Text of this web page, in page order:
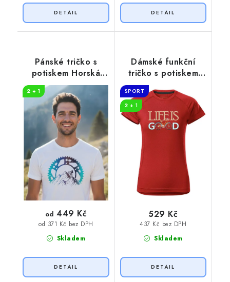
Pánské tričko s
potiskem Horská
jízda
2 + 1
Skladem
od 371 Kč bez DPH
od 449 Kč
Dámské funkční
tričko s potiskem
Life is good
SPORT
2 + 1
Skladem
437 Kč bez DPH
529 Kč